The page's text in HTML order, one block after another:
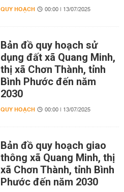
QUY HOẠCH 00:00 | 13/07/2025
Bản đồ quy hoạch sử
dụng đất xã Quang Minh,
thị xã Chơn Thành, tỉnh
Bình Phước đến năm
2030
QUY HOẠCH 00:00 | 13/07/2025
Bản đồ quy hoạch giao
thông xã Quang Minh, thị
xã Chơn Thành, tỉnh Bình
Phước đến năm 2030